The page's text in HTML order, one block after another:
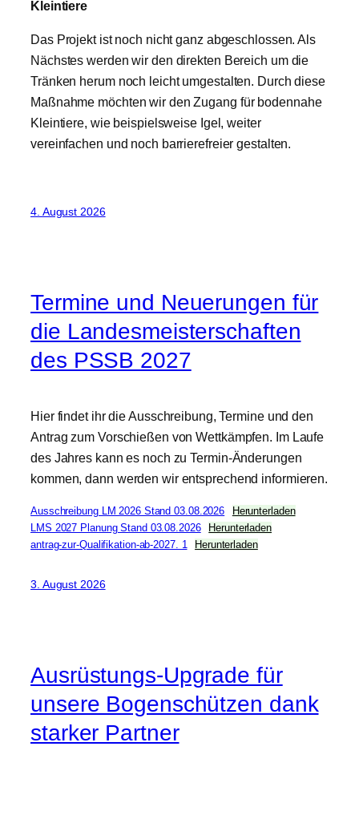
Kleintiere
Das Projekt ist noch nicht ganz abgeschlossen. Als
Nächstes werden wir den direkten Bereich um die
Tränken herum noch leicht umgestalten. Durch diese
Maßnahme möchten wir den Zugang für bodennahe
Kleintiere, wie beispielsweise Igel, weiter
vereinfachen und noch barrierefreier gestalten.
4. August 2026
Termine und Neuerungen für
die Landesmeisterschaften
des PSSB 2027
Hier findet ihr die Ausschreibung, Termine und den
Antrag zum Vorschießen von Wettkämpfen. Im Laufe
des Jahres kann es noch zu Termin-Änderungen
kommen, dann werden wir entsprechend informieren.
Ausschreibung LM 2026 Stand 03.08.2026
Herunterladen
LMS 2027 Planung Stand 03.08.2026
Herunterladen
antrag-zur-Qualifikation-ab-2027. 1
Herunterladen
3. August 2026
Ausrüstungs-Upgrade für
unsere Bogenschützen dank
starker Partner